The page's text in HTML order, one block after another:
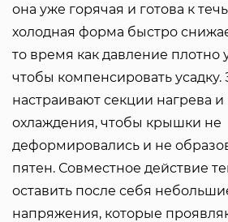
она уже горячая и готова к
холодная форма быстро
то время как давление плотно
чтобы компенсировать усадку.
настраивают секции нагрева и
охлаждения, чтобы крышки не
деформировались и не
пятен. Совместное действие
оставить после себя
напряжения, которые